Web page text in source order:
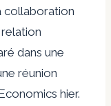
collaboration
dans une
réunion
hier.